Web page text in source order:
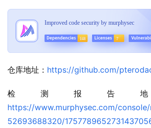
仓库地址： https://github.com/
检测报告
https://www.murphysec.com/
52693688320/